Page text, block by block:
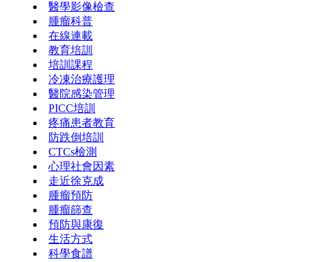
醫學影像檢查
腫瘤科普
在線連載
教育培訓
培訓課程
冷凍治療護理
醫院感染管理
PICC培訓
疼痛患者教育
防跌倒培訓
CTCs檢測
心理社會因素
走近徐克成
腫瘤預防
腫瘤篩查
預防與康復
生活方式
科學食譜